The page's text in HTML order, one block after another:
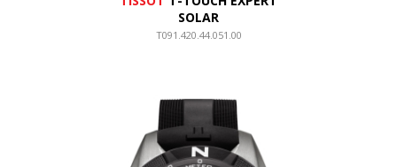
SOLAR
T091.420.44.051.00